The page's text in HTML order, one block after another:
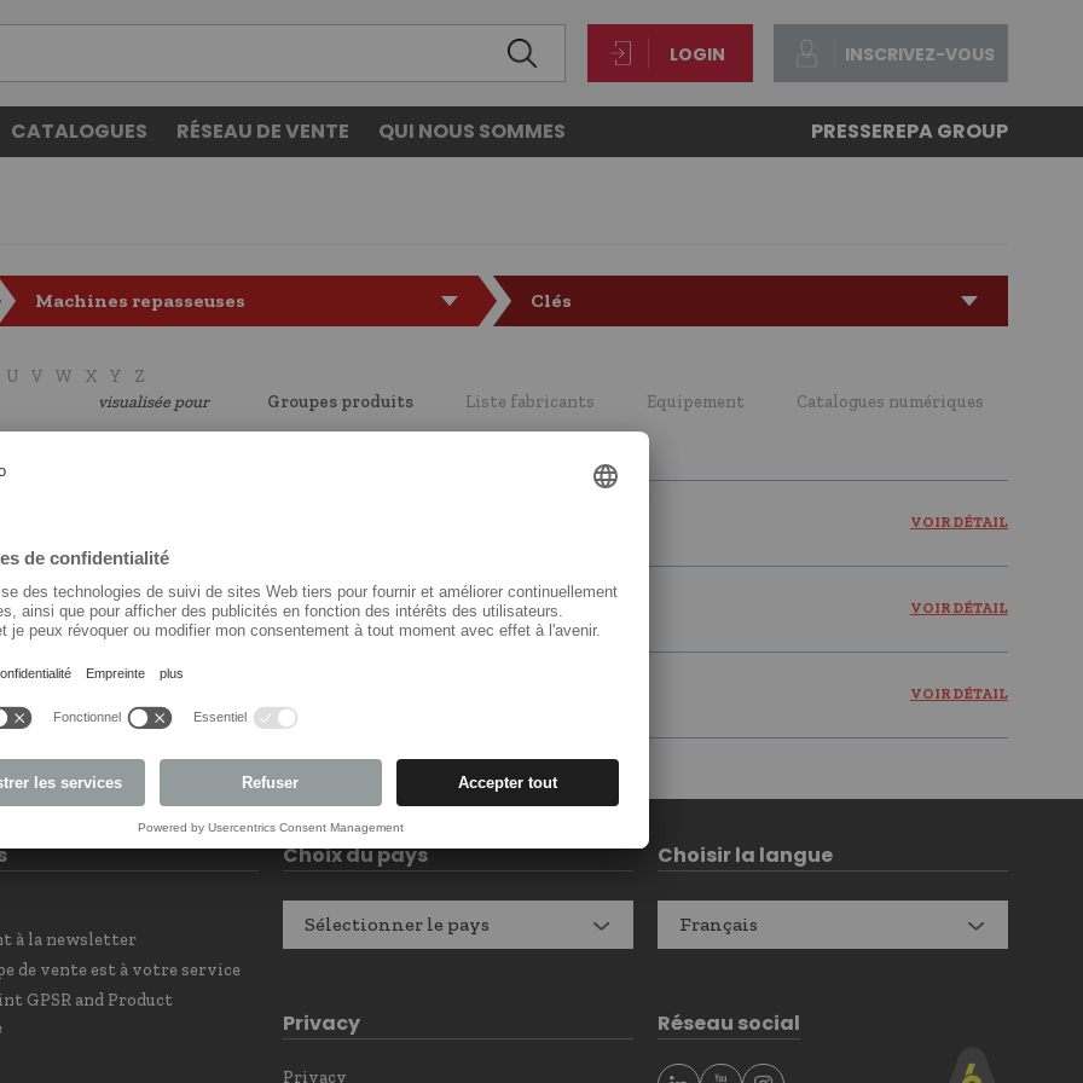
LOGIN INSCRIVEZ-VOUS
CATALOGUES RÉSEAU DE VENTE QUI NOUS SOMMES PRESSEREPA GROUP
Machines repasseuses Clés
U V W X Y
Z
visualisée pour
Groupes produits Liste fabricants Equipement Catalogues numériques
VOIR DÉTAIL
LF3388009 VOIR DÉTAIL
VOIR DÉTAIL
à la newsletter
de vente est à votre service
GPSR and Product
Choix du pays
Sélectionner le pays
Privacy
Privacy
Choisir la langue
Français
Réseau social